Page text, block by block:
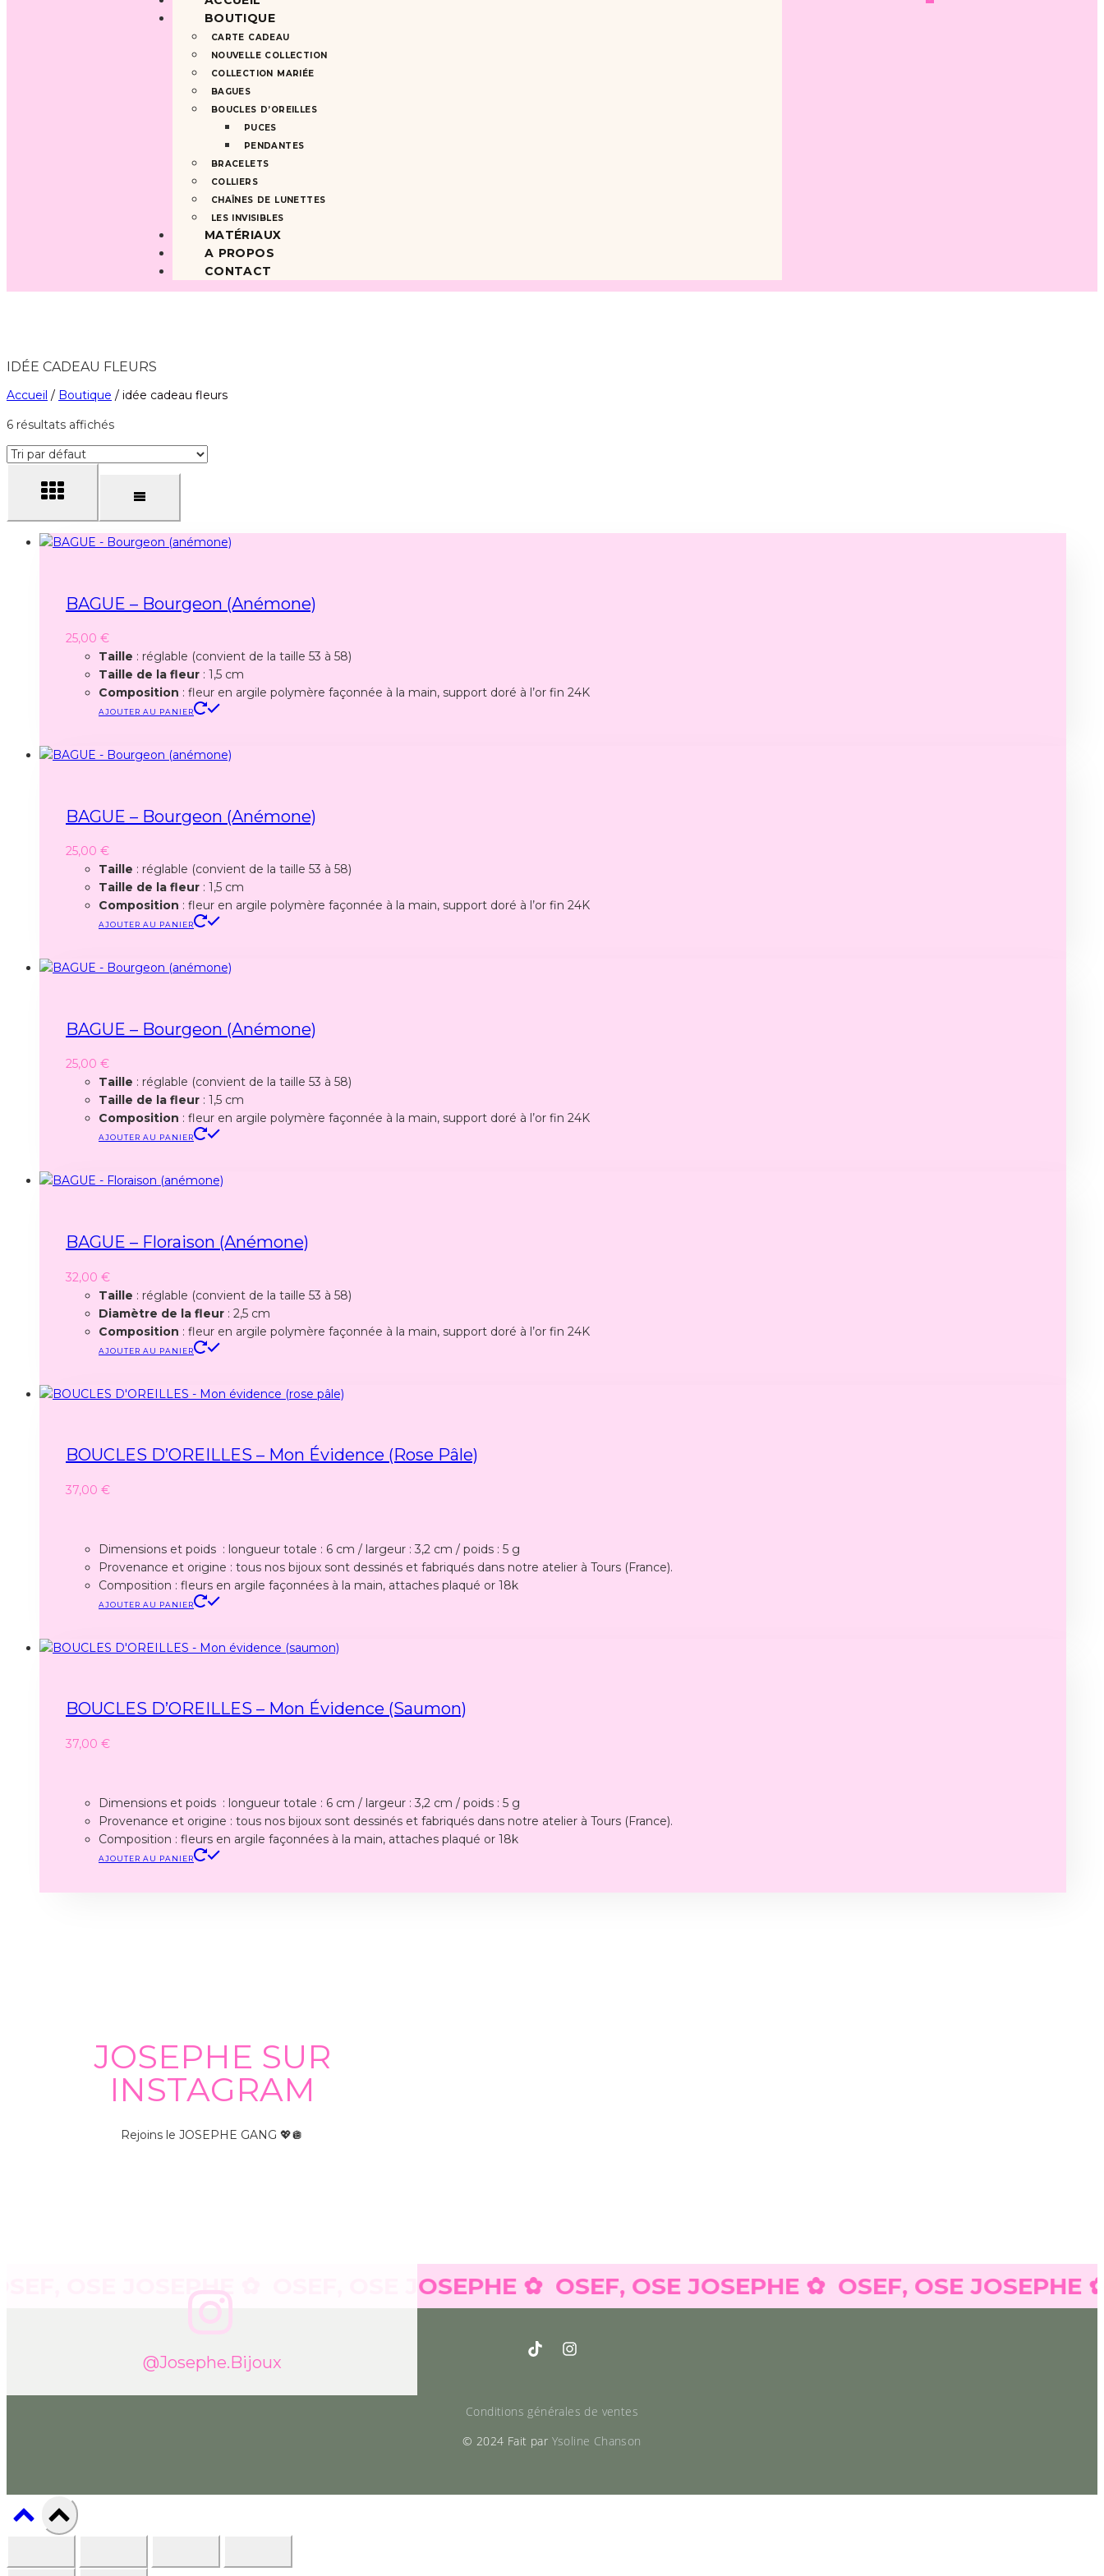
BOUTIQUE
CARTE CADEAU
NOUVELLE COLLECTION
COLLECTION MARIÉE
BAGUES
BOUCLES D’OREILLES
PUCES
PENDANTES
BRACELETS
COLLIERS
CHAÎNES DE LUNETTES
LES INVISIBLES
MATÉRIAUX
A PROPOS
CONTACT
IDÉE CADEAU FLEURS
Accueil / Boutique / idée cadeau fleurs
6 résultats affichés
BAGUE – Bourgeon (anémone)
25,00 €
Taille : réglable (convient de la taille 53 à 58)
Taille de la fleur : 1,5 cm
Composition : fleur en argile polymère façonnée à la main, support doré à l’or fin 24K
AJOUTER AU PANIER
BAGUE – Bourgeon (anémone)
25,00 €
Taille : réglable (convient de la taille 53 à 58)
Taille de la fleur : 1,5 cm
Composition : fleur en argile polymère façonnée à la main, support doré à l’or fin 24K
AJOUTER AU PANIER
BAGUE – Bourgeon (anémone)
25,00 €
Taille : réglable (convient de la taille 53 à 58)
Taille de la fleur : 1,5 cm
Composition : fleur en argile polymère façonnée à la main, support doré à l’or fin 24K
AJOUTER AU PANIER
BAGUE – Floraison (anémone)
32,00 €
Taille : réglable (convient de la taille 53 à 58)
Diamètre de la fleur : 2,5 cm
Composition : fleur en argile polymère façonnée à la main, support doré à l’or fin 24K
AJOUTER AU PANIER
BOUCLES D’OREILLES – Mon Évidence (rose Pâle)
37,00 €
Dimensions et poids : longueur totale : 6 cm / largeur : 3,2 cm / poids : 5 g
Provenance et origine : tous nos bijoux sont dessinés et fabriqués dans notre atelier à Tours (France).
Composition : fleurs en argile façonnées à la main, attaches plaqué or 18k
AJOUTER AU PANIER
BOUCLES D’OREILLES – Mon Évidence (saumon)
37,00 €
Dimensions et poids : longueur totale : 6 cm / largeur : 3,2 cm / poids : 5 g
Provenance et origine : tous nos bijoux sont dessinés et fabriqués dans notre atelier à Tours (France).
Composition : fleurs en argile façonnées à la main, attaches plaqué or 18k
AJOUTER AU PANIER
JOSEPHE SUR
INSTAGRAM
Rejoins le JOSEPHE GANG 💖🪩
@josephe.bijoux
OSE JOSEPHE ✿ OSEF, OSE JOSEPHE ✿ OSEF, OSE JOSEPHE ✿ OSEF, OSE JOSEPHE ✿
Conditions générales de ventes
© 2024 Fait par Ysoline Chanson